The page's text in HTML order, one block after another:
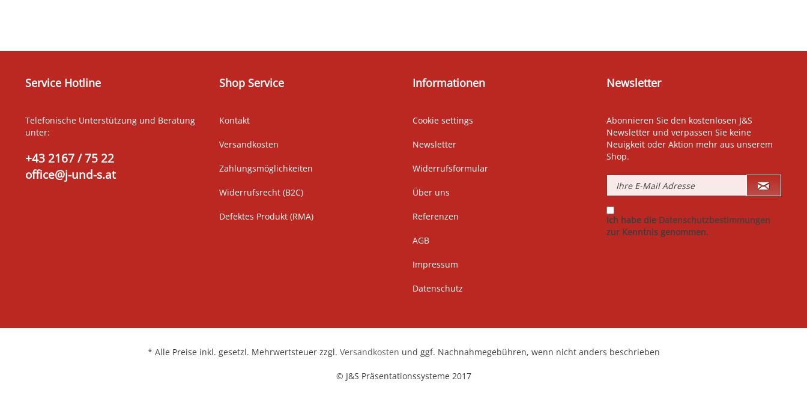
Service Hotline
Telefonische Unterstützung und Beratung
unter:
+43 2167 / 75 22
office@j-und-s.at
Shop Service
Kontakt
Versandkosten
Zahlungsmöglichkeiten
Widerrufsrecht (B2C)
Defektes Produkt (RMA)
Informationen
Cookie settings
Newsletter
Widerrufsformular
Über uns
Referenzen
AGB
Impressum
Datenschutz
Newsletter
Abonnieren Sie den kostenlosen J&S
Newsletter und verpassen Sie keine
Neuigkeit oder Aktion mehr aus unserem
Shop.
Ich habe die Datenschutzbestimmungen
zur Kenntnis genommen.
* Alle Preise inkl. gesetzl. Mehrwertsteuer zzgl. Versandkosten und ggf. Nachnahmegebühren, wenn nicht anders beschrieben
© J&S Präsentationssysteme 2017